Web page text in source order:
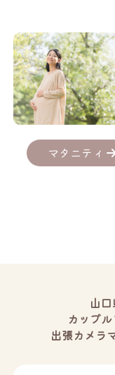
マタニティ
山
カップ
出張カメラ